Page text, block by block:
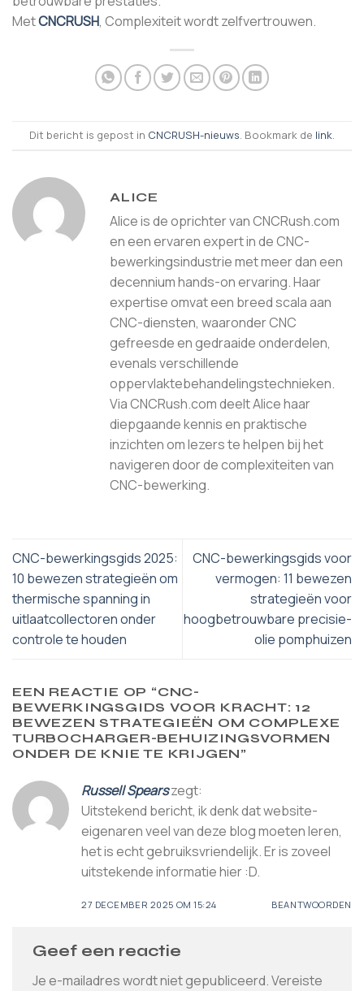
MetCNCRUSH, Complexiteit wordt zelfvertrouwen.
Dit bericht is gepost in CNCRUSH-nieuws. Bookmark de link.
ALICE
Alice is de oprichter van CNCRush.com
en een ervaren expert in de CNC-
bewerkingsindustrie met meer dan een
decennium hands-on ervaring. Haar
expertise omvat een breed scala aan
CNC-diensten, waaronder CNC
gefreesde en gedraaide onderdelen,
evenals verschillende
oppervlaktebehandelingstechnieken.
Via CNCRush.com deelt Alice haar
diepgaande kennis en praktische
inzichten om lezers te helpen bij het
navigeren door de complexiteiten van
CNC-bewerking.
CNC-bewerkingsgids 2025:
10 bewezen strategieën om
thermische spanning in
uitlaatcollectoren onder
controle te houden
CNC-bewerkingsgids voor
vermogen: 11 bewezen
strategieën voor
hoogbetrouwbare precisie-
olie pomphuizen
EEN REACTIE OP “CNC-
BEWERKINGSGIDS VOOR KRACHT: 12
BEWEZEN STRATEGIEËN OM COMPLEXE
TURBOCHARGER-BEHUIZINGSVORMEN
ONDER DE KNIE TE KRIJGEN”
Russell Spearszegt:
Uitstekend bericht, ik denk dat website-
eigenaren veel van deze blog moeten leren,
het is echt gebruiksvriendelijk. Er is zoveel
uitstekende informatie hier :D.
27 DECEMBER 2025 OM 15:24 BEANTWOORDEN
Geef een reactie
Je e-mailadres wordt niet gepubliceerd.Vereiste